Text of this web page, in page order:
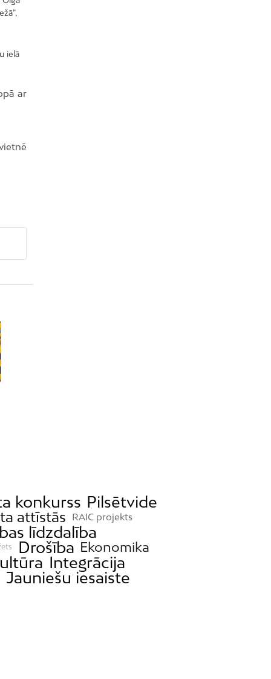
ielā
ar
konkurss Pilsētvide
attīstās RAIC projekts
līdzdalība
Drošība Ekonomika
Integrācija
Jauniešu iesaiste